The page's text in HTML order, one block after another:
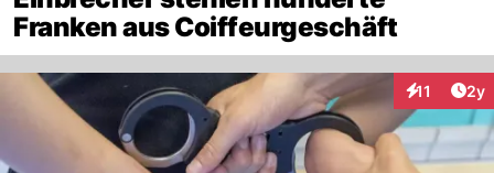
Franken aus Coiffeurgeschäft
11 2y